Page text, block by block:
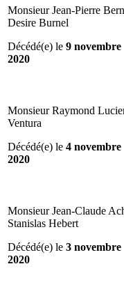
Monsieur Jean-Pierre
Desire Burnel
Décédé(e) le 9 novembre
2020
Monsieur Raymond
Ventura
Décédé(e) le 4 novembre
2020
Monsieur Jean-Claude
Stanislas Hebert
Décédé(e) le 3 novembre
2020